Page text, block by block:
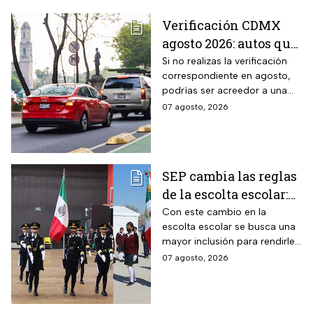
Verificación CDMX
agosto 2026: autos que
deben hacer el
trámite y posibles
multas
Si no realizas la verificación
correspondiente en agosto,
podrías ser acreedor a una
sanción económica
07 agosto, 2026
SEP cambia las reglas
de la escolta escolar:
¿cómo se elegirá a los
alumnos a partir de
ahora?
Con este cambio en la
escolta escolar se busca una
mayor inclusión para rendirle
honores a la bandera
07 agosto, 2026